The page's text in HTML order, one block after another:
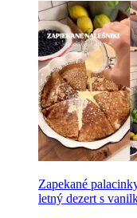
Zapekané
letný dezert s